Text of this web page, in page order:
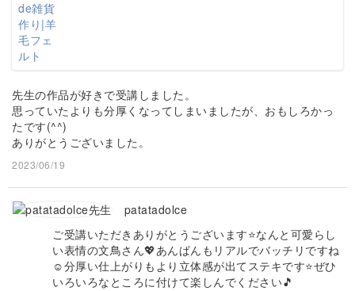
先生の作品が好きで受講しました。
思っていたよりも分厚くなってしまいましたが、おもしろかっ
たです(^^)
ありがとうございました。
2023/06/19
patatadolce
ご受講いただきありがとうございます⭐️なんと可愛らし
い表情の文鳥さん💖あんぱんもリアルでバッチリですね
☺️分厚い仕上がりもより立体感が出てステキです⭐️ぜひ
いろいろなところに付けて楽しんでください🎵